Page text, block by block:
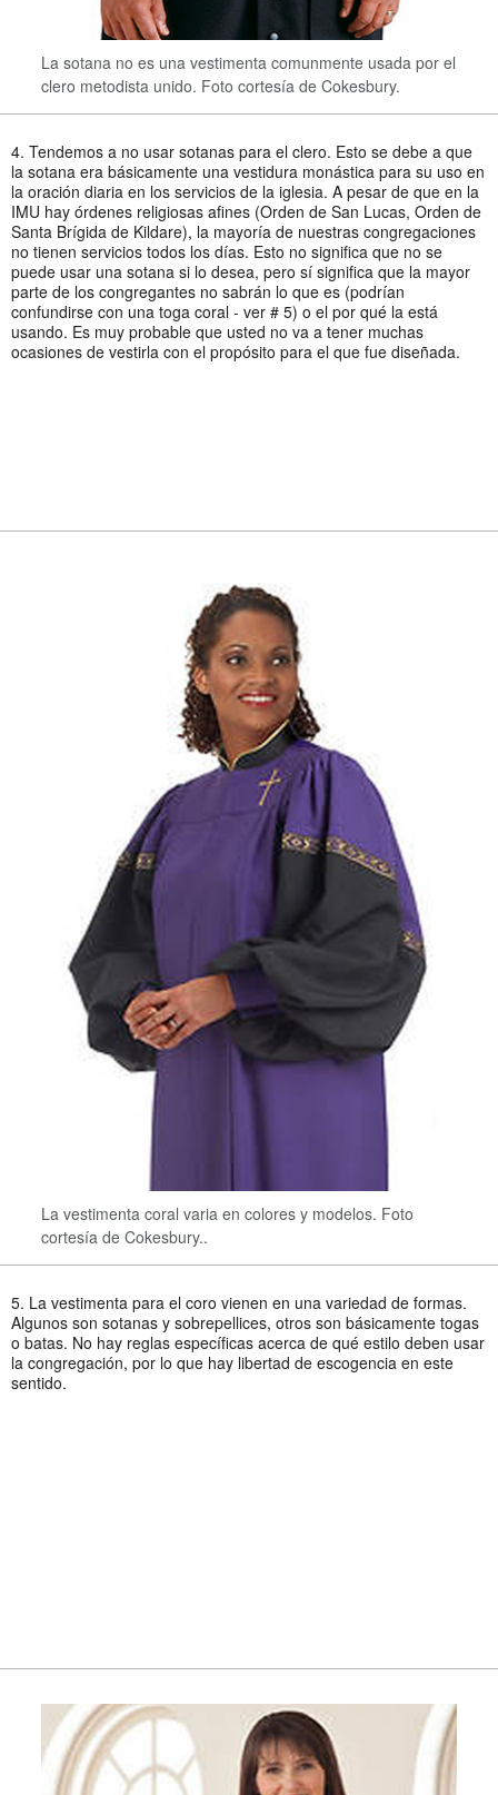
La sotana no es una vestimenta comunmente usada por el
clero metodista unido. Foto cortesía de Cokesbury.
4. Tendemos a no usar sotanas para el clero. Esto se debe a que
la sotana era básicamente una vestidura monástica para su uso en
la oración diaria en los servicios de la iglesia. A pesar de que en la
IMU hay órdenes religiosas afines (Orden de San Lucas, Orden de
Santa Brígida de Kildare), la mayoría de nuestras congregaciones
no tienen servicios todos los días. Esto no significa que no se
puede usar una sotana si lo desea, pero sí significa que la mayor
parte de los congregantes no sabrán lo que es (podrían
confundirse con una toga coral - ver # 5) o el por qué la está
usando. Es muy probable que usted no va a tener muchas
ocasiones de vestirla con el propósito para el que fue diseñada.
La vestimenta coral varia en colores y modelos. Foto
cortesía de Cokesbury..
5. La vestimenta para el coro vienen en una variedad de formas.
Algunos son sotanas y sobrepellices, otros son básicamente togas
o batas. No hay reglas específicas acerca de qué estilo deben usar
la congregación, por lo que hay libertad de escogencia en este
sentido.